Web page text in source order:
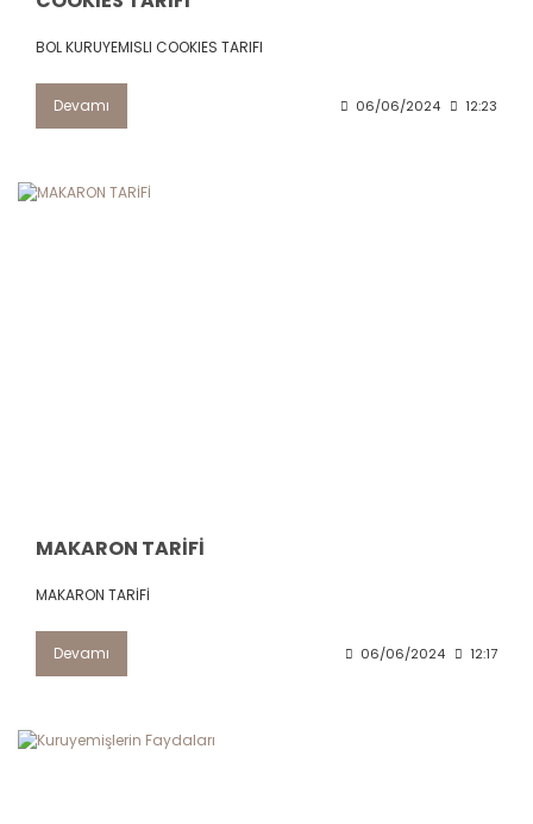
BOL KURUYEMISLI COOKIES TARIFI
Devamı 06/06/2024 12:23
MAKARON TARİFİ
MAKARON TARİFİ
Devamı 06/06/2024 12:17